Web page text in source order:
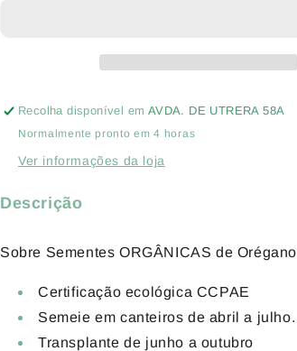
Recolha disponível em AVDA. DE UTRERA 58A
Normalmente pronto em 4 horas
Ver informações da loja
Descrição
Sobre Sementes ORGÂNICAS de
Certificação ecológica CCPAE
Semeie em canteiros de abril a julho.
Transplante de junho a outubro